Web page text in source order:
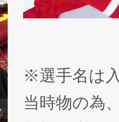
※選手名は
当時物の為